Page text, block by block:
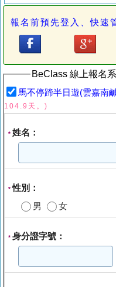
報名前預先登入、快速
BeClass 線上報名
馬不停蹄半日遊(雲嘉南
104.9天。)
* 姓名：
*性別：
男
女
* 身分證字號：